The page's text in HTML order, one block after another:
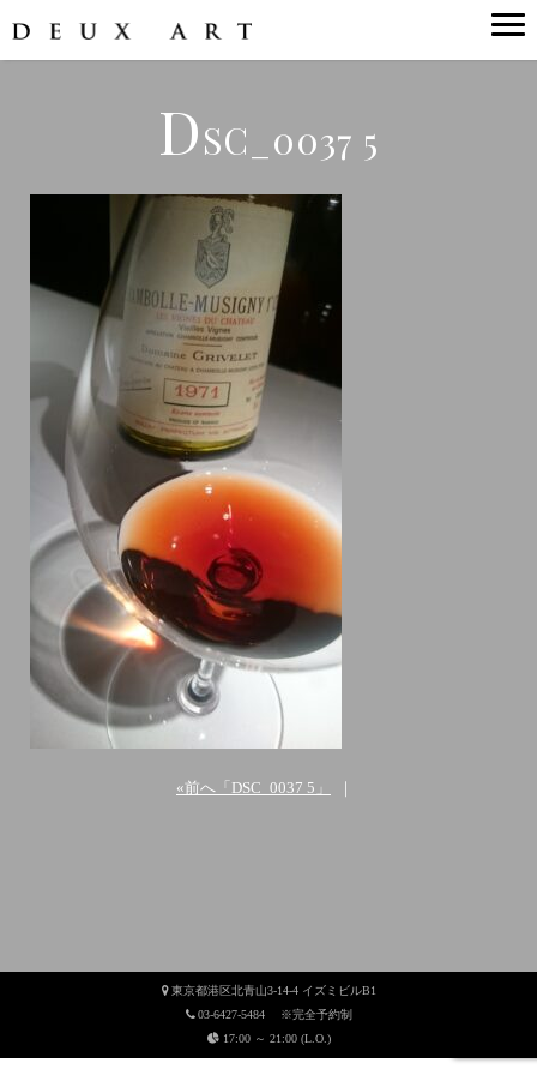
DSC_0037 5
«前へ「DSC_0037 5」
東京都港区北青山3-14-4 イズミビルB1
03-6427-5484 ※完全予約制
17:00 ～ 21:00 (L.O.)